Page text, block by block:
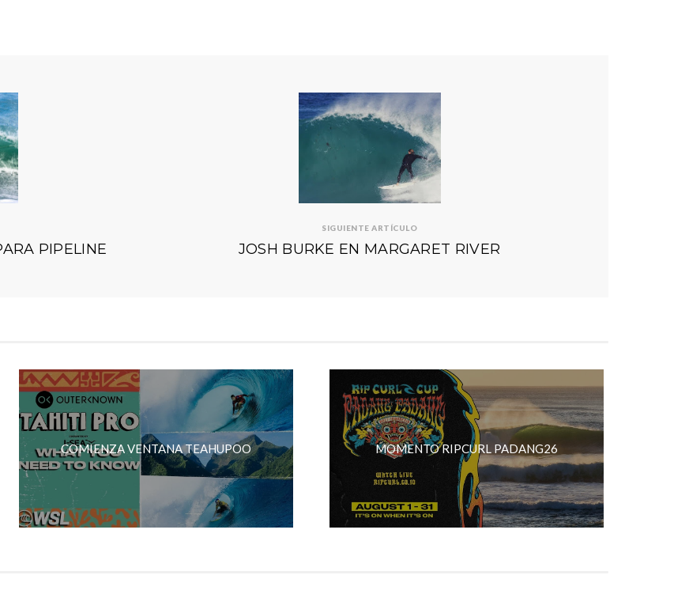
PIPELINE
SIGUIENTE ARTÍCULO
JOSH BURKE EN MARGARET RIVER
COMIENZA VENTANA TEAHUPOO MOMENTO RIPCURL PADANG26